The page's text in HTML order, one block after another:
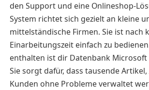
den Support und eine Onlineshop-
System richtet sich gezielt an kleine
mittelständische Firmen. Sie ist nach
Einarbeitungszeit einfach zu
enthalten ist dir Datenbank Microsoft
Sie sorgt dafür, dass tausende
Kunden ohne Probleme verwaltet